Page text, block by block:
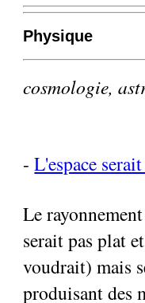
Physique
cosmologie,
-L'espace
Le
serait pas plat
voudrait) mais
produisant des